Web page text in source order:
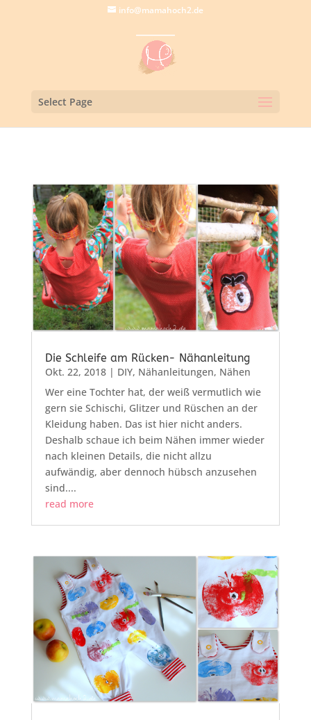
info@mamahoch2.de
Select Page
Die Schleife am Rücken- Nähanleitung
Okt. 22, 2018| DIY, Nähanleitungen, Nähen
Wer eine Tochter hat, der weiß vermutlich wie
gern sie Schischi, Glitzer und Rüschen an der
Kleidung haben. Das ist hier nicht anders.
Deshalb schaue ich beim Nähen immer wieder
nach kleinen Details, die nicht allzu
aufwändig, aber dennoch hübsch anzusehen
sind....
read more